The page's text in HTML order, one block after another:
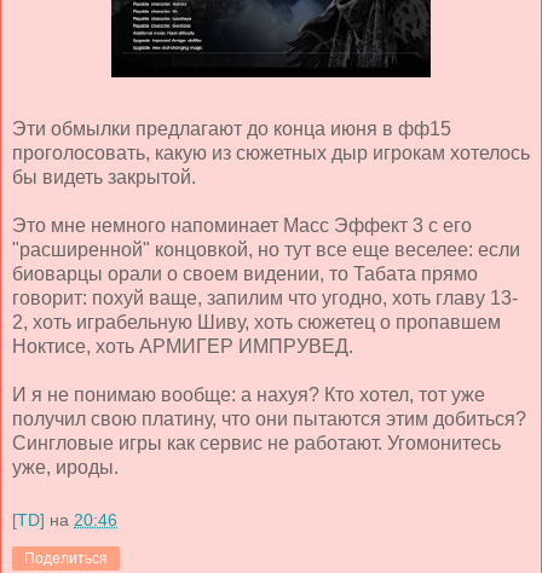
Эти обмылки предлагают до конца июня в фф15
проголосовать, какую из сюжетных дыр игрокам хотелось
бы видеть закрытой.
Это мне немного напоминает Масс Эффект 3 с его
"расширенной" концовкой, но тут все еще веселее: если
биоварцы орали о своем видении, то Табата прямо
говорит: похуй ваще, запилим что угодно, хоть главу 13-
2, хоть играбельную Шиву, хоть сюжетец о пропавшем
Ноктисе, хоть АРМИГЕР ИМПРУВЕД.
И я не понимаю вообще: а нахуя? Кто хотел, тот уже
получил свою платину, что они пытаются этим добиться?
Сингловые игры как сервис не работают. Угомонитесь
уже, ироды.
[TD] на 20:46
Поделиться